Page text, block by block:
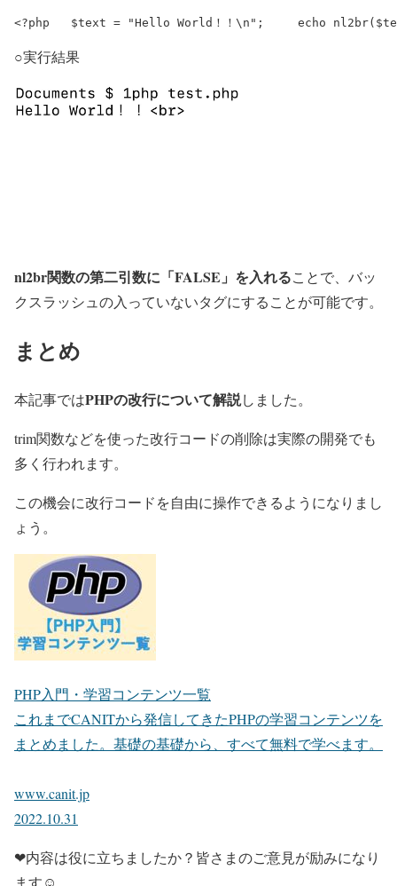
<?php 	$text = "Hello World！
○実行結果
nl2br関数の第二引数に「FALSE」を入れることで、バッ
クスラッシュの入っていないタグにすることが可能です。
まとめ
本記事ではPHPの改行について解説しました。
trim関数などを使った改行コードの削除は実際の開発でも
多く行われます。
この機会に改行コードを自由に操作できるようになりまし
ょう。
PHP入門・学習コンテンツ一覧
これまでCANITから発信してきたPHPの学習コンテンツを
まとめました。基礎の基礎から、すべて無料で学べます。
www.canit.jp
2022.10.31
❤内容は役に立ちましたか？皆さまのご意見が励みになり
ます☺